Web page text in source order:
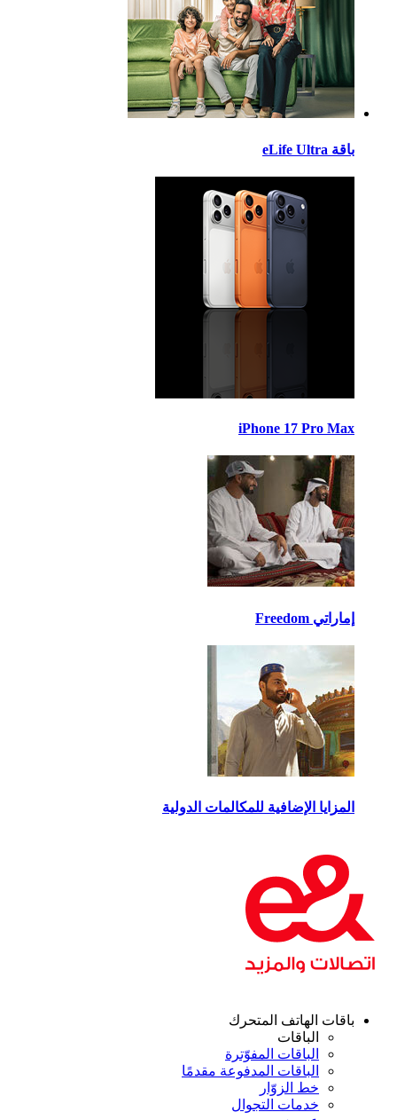
iPhone 17 Pro
الإضافية للمكالمات الدولية
الهاتف المتحرك
الباقات
الباقات المفوّترة
الباقات المدفوعة مقدمًا
خط الزوّار
خدمات التجوال